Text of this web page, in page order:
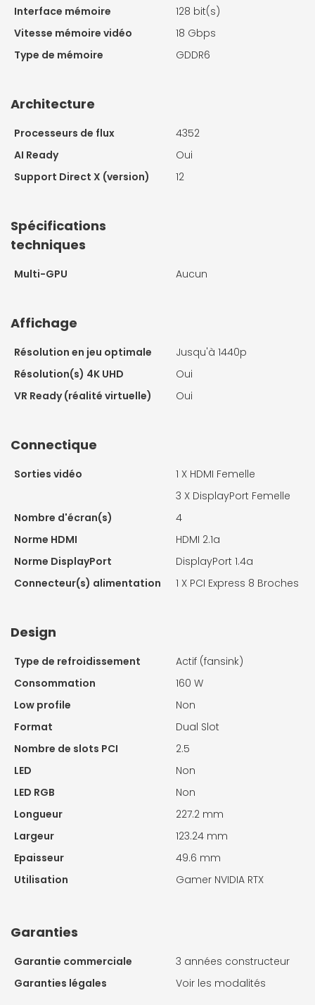
Interface mémoire
128 bit(s)
Vitesse mémoire vidéo
18 Gbps
Type de mémoire
GDDR6
Architecture
Processeurs de flux
4352
AI Ready
Oui
Support Direct X (version)
12
Spécifications
techniques
Multi-GPU Aucun
Affichage
Résolution en jeu optimale
Jusqu'à 1440p
Résolution(s) 4K UHD
Oui
VR Ready (réalité virtuelle)
Oui
Connectique
Sorties vidéo 1 X HDMI Femelle
3 X DisplayPort Femelle
Nombre d'écran(s)
4
Norme HDMI
HDMI 2.1a
Norme DisplayPort
DisplayPort 1.4a
Connecteur(s) alimentation
1 X PCI Express 8 Broches
Design
Type de refroidissement
Actif (fansink)
Consommation
160 W
Low profile
Non
Format
Dual Slot
Nombre de slots PCI
2.5
LED
Non
LED RGB
Non
Longueur
227.2 mm
Largeur
123.24 mm
Epaisseur
49.6 mm
Utilisation
Gamer NVIDIA RTX
Garanties
Garantie commerciale
3 années constructeur
Garanties légales
Voir les modalités